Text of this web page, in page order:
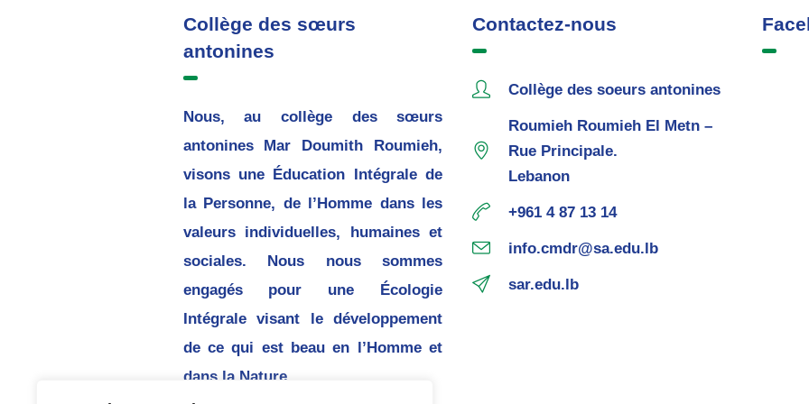
Collège des sœurs
antonines
Nous, au collège des sœurs
antonines Mar Doumith Roumieh,
visons une Éducation Intégrale de
la Personne, de l’Homme dans les
valeurs individuelles, humaines et
sociales. Nous nous sommes
engagés pour une Écologie
Intégrale visant le développement
de ce qui est beau en l’Homme et
dans la Nature.
Contactez-nous
Collège des soeurs antonines
Roumieh Roumieh El Metn –
Rue Principale.
Lebanon
+961 4 87 13 14
info.cmdr@sa.edu.lb
sar.edu.lb